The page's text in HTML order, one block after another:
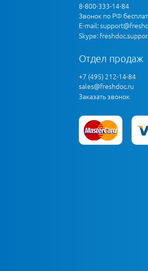
8-800-333-14-84
Звонок по РФ
E-mail:
Skype:
Отдел продаж
+7 (495) 212-14-84
sales@freshdoc.ru
Заказать звонок